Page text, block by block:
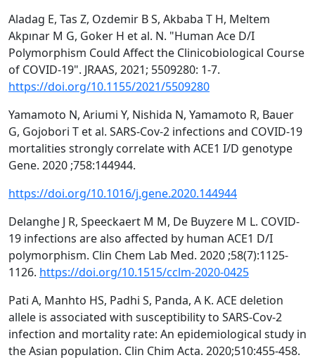
Aladag E, Tas Z, Ozdemir B S, Akbaba T H, Meltem
Akpınar M G, Goker H et al. N. "Human Ace D/I
Polymorphism Could Affect the Clinicobiological Course
of COVID-19". JRAAS, 2021; 5509280: 1-7.
https://doi.org/10.1155/2021/5509280
Yamamoto N, Ariumi Y, Nishida N, Yamamoto R, Bauer
G, Gojobori T et al. SARS-Cov-2 infections and COVID-19
mortalities strongly correlate with ACE1 I/D genotype
Gene. 2020 ;758:144944.
https://doi.org/10.1016/j.gene.2020.144944
Delanghe J R, Speeckaert M M, De Buyzere M L. COVID-
19 infections are also affected by human ACE1 D/I
polymorphism. Clin Chem Lab Med. 2020 ;58(7):1125-
1126. https://doi.org/10.1515/cclm-2020-0425
Pati A, Manhto HS, Padhi S, Panda, A K. ACE deletion
allele is associated with susceptibility to SARS-Cov-2
infection and mortality rate: An epidemiological study in
the Asian population. Clin Chim Acta. 2020;510:455-458.